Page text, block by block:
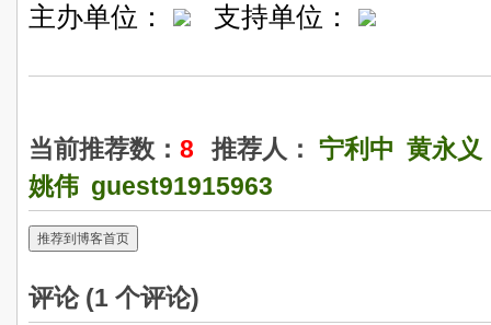
主办单位： 支持单位：
当前推荐数： 8 推荐人： 宁利中 黄永义
姚伟 guest91915963
推荐到博客首页
评论 (1 个评论)